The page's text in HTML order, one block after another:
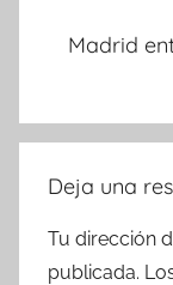
Madrid
Deja una
Tu dirección
publicada.